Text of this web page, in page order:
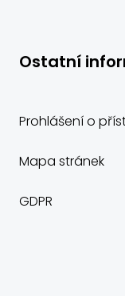
Ostatní
Prohlášení o
Mapa stránek
GDPR